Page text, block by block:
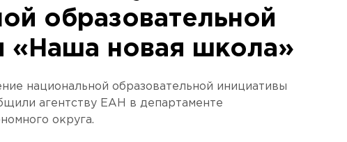
образовательной
«Наша новая школа»
национальной образовательной инициативы
агентству ЕАН в департаменте
округа.